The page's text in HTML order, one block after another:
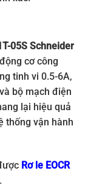
05S Schneider
cơ công
tinh vi 0.5-6A,
bộ mạch điện
lại hiệu quả
thống vận hành
Rơ le EOCR